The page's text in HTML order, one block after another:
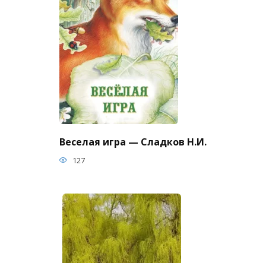
Веселая игра — Сладков Н.И.
127